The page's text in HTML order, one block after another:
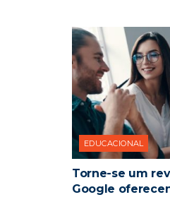
EDUCACIONAL
Torne-se um
Google